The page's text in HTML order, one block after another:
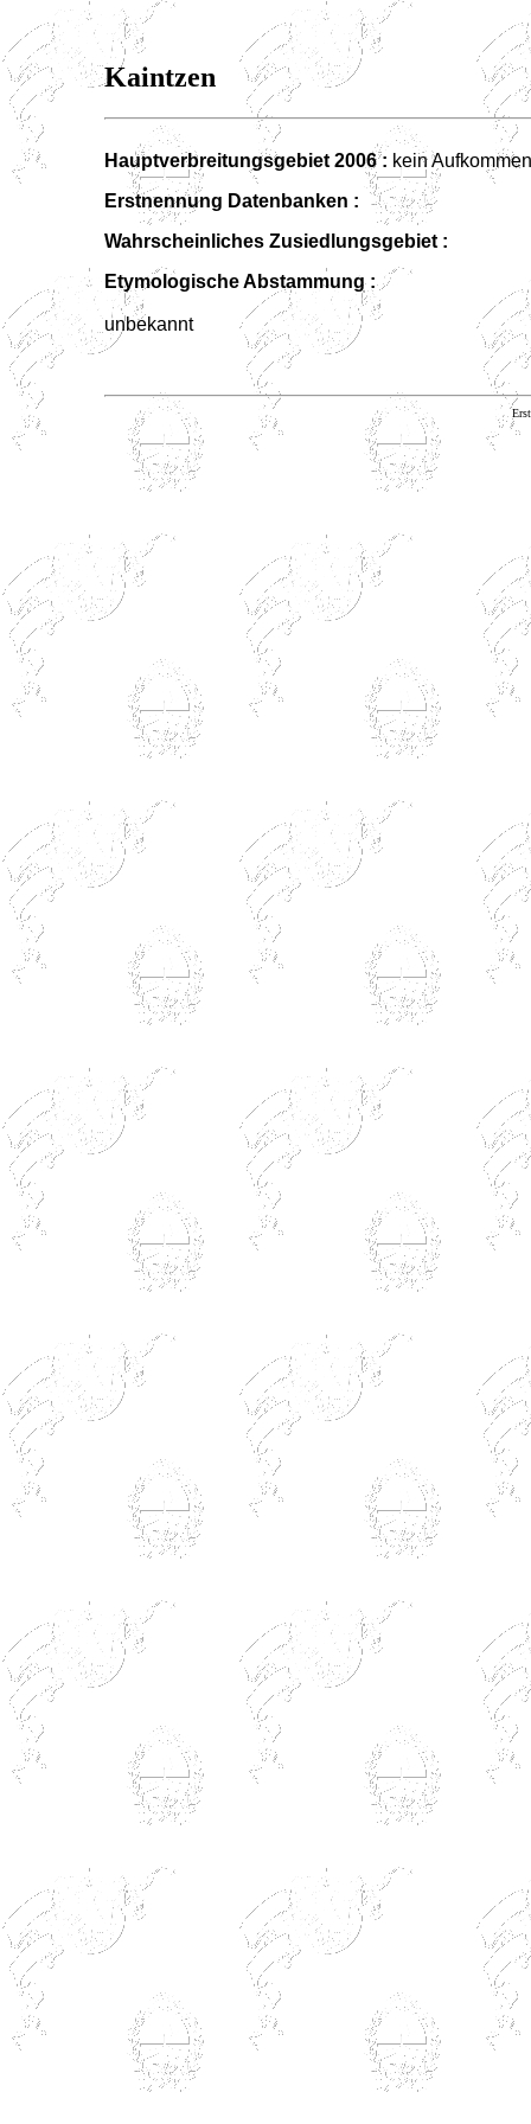
Kaintzen
Hauptverbreitungsgebiet 2006 : kein Aufkommen
Erstnennung Datenbanken :
Wahrscheinliches Zusiedlungsgebiet :
EtymologischeAbstammung :
unbekannt